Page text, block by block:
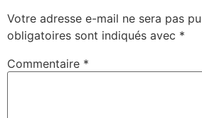
Votre adresse e-mail ne sera pas
obligatoires sont indiqués avec *
Commentaire *